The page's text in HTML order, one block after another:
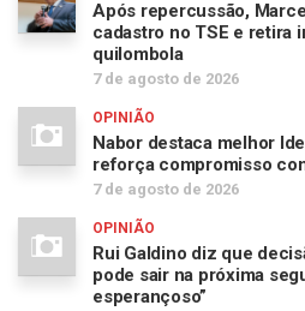
Após repercussão,
cadastro no TSE e retira
quilombola
7 de agosto de 2026
OPINIÃO
Nabor destaca melhor
reforça compromisso
7 de agosto de 2026
OPINIÃO
Rui Galdino diz que
pode sair na próxima
esperançoso”